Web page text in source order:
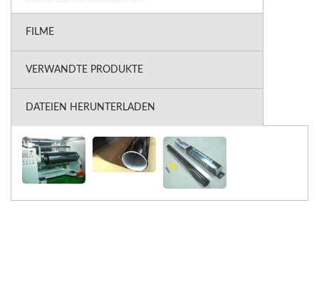
FILME
VERWANDTE PRODUKTE
DATEIEN HERUNTERLADEN